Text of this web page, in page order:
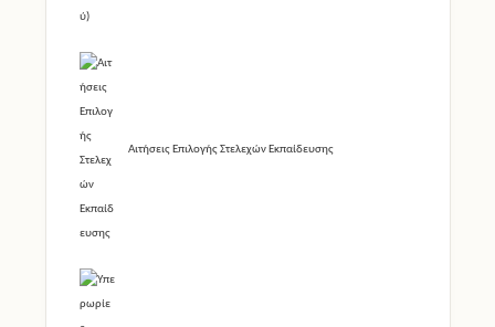
Αιτήσεις Επιλογής Στελεχών Εκπαίδευσης